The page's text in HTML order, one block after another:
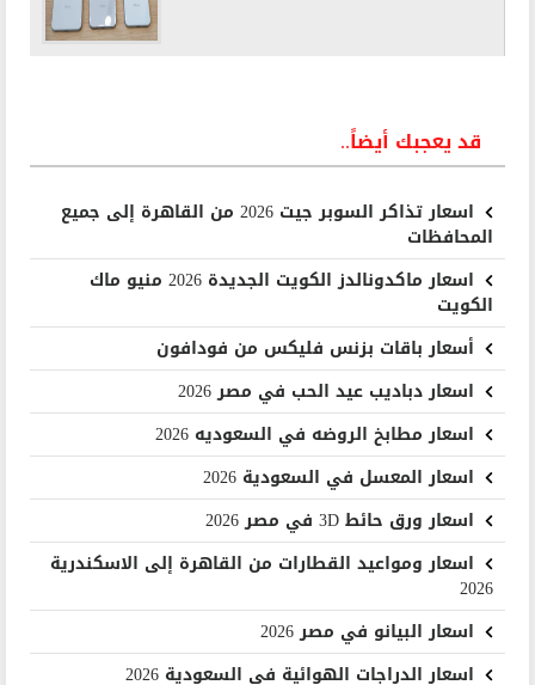
قد يعجبك أيضاً..
اسعار تذاكر السوبر جيت 2026 من القاهرة إلى جميع
المحافظات
اسعار ماكدونالدز الكويت الجديدة 2026 منيو ماك
الكويت
أسعار باقات بزنس فليكس من فودافون
اسعار دباديب عيد الحب في مصر 2026
اسعار مطابخ الروضه في السعوديه 2026
اسعار المعسل في السعودية 2026
اسعار ورق حائط 3D في مصر 2026
اسعار ومواعيد القطارات من القاهرة إلى الاسكندرية
2026
اسعار البيانو في مصر 2026
اسعار الدراجات الهوائية في السعودية 2026